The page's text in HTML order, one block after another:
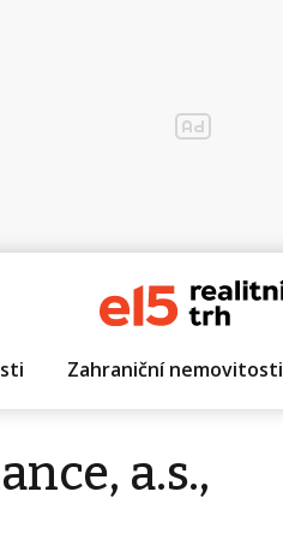
Zahraniční nemovitosti
a.s.,